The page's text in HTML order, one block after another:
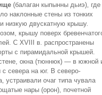
(балаган кыпынны дьиэ), где
наклонные стены из тонких
низкую двускатную крышу.
крышу поверх
С XVIII в. распространены
с пирамидальной крышей.
окна (тюннюк) — в южной
севера на юг. В северо-
устраивали очаг типа чувала
нары (орон), почетной